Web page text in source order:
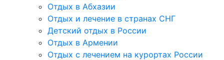
Отдых в Абхазии
Отдых и лечение в странах СНГ
Детский отдых в России
Отдых в Армении
Отдых с лечением на курортах России